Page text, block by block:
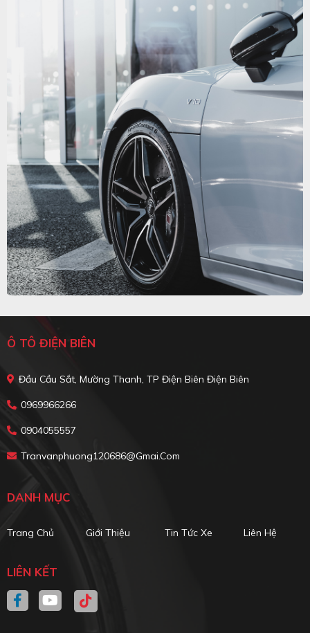
Ô TÔ ĐIỆN BIÊN
Đầu Cầu Sắt, Mường Thanh, TP Điện Biên Điện Biên
0969966266
0904055557
Tranvanphuong120686@gmai.com
DANH MỤC
Trang Chủ Giới Thiệu Tin Tức Xe Liên Hệ
LIÊN KẾT